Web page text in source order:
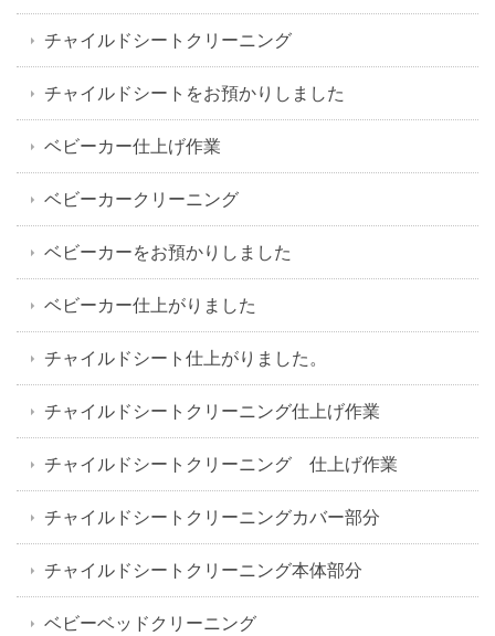
チャイルドシートクリーニング
チャイルドシートをお預かりしました
ベビーカー仕上げ作業
ベビーカークリーニング
ベビーカーをお預かりしました
ベビーカー仕上がりました
チャイルドシート仕上がりました。
チャイルドシートクリーニング仕上げ作業
チャイルドシートクリーニング 仕上げ作業
チャイルドシートクリーニングカバー部分
チャイルドシートクリーニング本体部分
ベビーベッドクリーニング